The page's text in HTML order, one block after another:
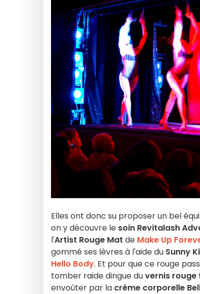
Elles ont donc su proposer un bel
on y découvre le soin Revitalash
l'Artist Rouge Mat de Make Up
gommé ses lèvres à l'aide du Sunny
Hello Body. Et pour que ce rouge
tomber raide dingue duvernis rouge
envoûter par la crème corporelle